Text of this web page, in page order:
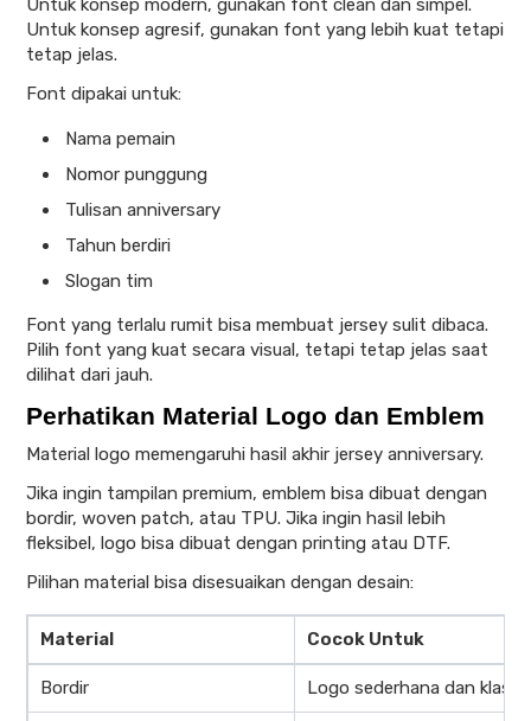
Untuk konsep modern, gunakan font clean dan simpel.
Untuk konsep agresif, gunakan font yang lebih kuat tetapi
tetap jelas.
Font dipakai untuk:
Nama pemain
Nomor punggung
Tulisan anniversary
Tahun berdiri
Slogan tim
Font yang terlalu rumit bisa membuat jersey sulit dibaca.
Pilih font yang kuat secara visual, tetapi tetap jelas saat
dilihat dari jauh.
Perhatikan Material Logo dan Emblem
Material logo memengaruhi hasil akhir jersey anniversary.
Jika ingin tampilan premium, emblem bisa dibuat dengan
bordir, woven patch, atau TPU. Jika ingin hasil lebih
fleksibel, logo bisa dibuat dengan printing atau DTF.
Pilihan material bisa disesuaikan dengan desain:
Material Cocok Untuk
Bordir Logo sederhana dan klasik